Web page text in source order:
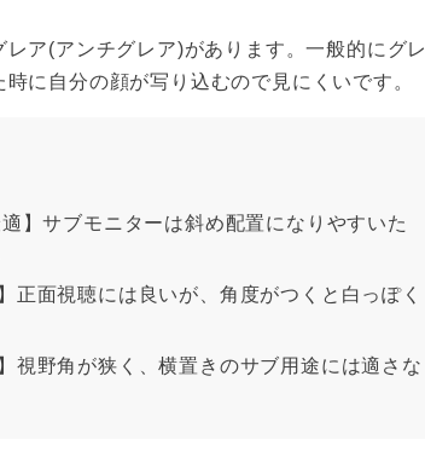
ア(アンチグレア)があります。一般的にグレ
に自分の顔が写り込むので見にくいです。
】サブモニターは斜め配置になりやすいた
正面視聴には良いが、角度がつくと白っぽく
視野角が狭く、横置きのサブ用途には適さな